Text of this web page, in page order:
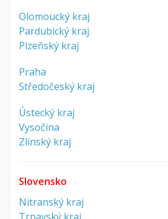
Olomoucký kraj
Pardubický kraj
Plzeňský kraj
Praha
Středočeský kraj
Ústecký kraj
Vysočina
Zlínský kraj
Slovensko
Nitranský kraj